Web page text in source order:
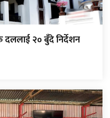
दललाई २० बुँदे निर्देशन